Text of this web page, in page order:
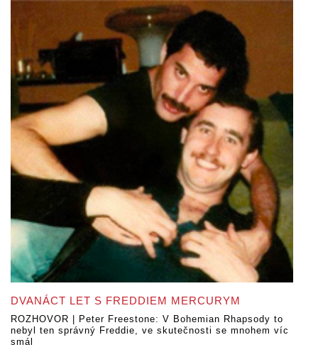
DVANÁCT LET S FREDDIEM MERCURYM
ROZHOVOR | Peter Freestone: V Bohemian Rhapsody to
nebyl ten správný Freddie, ve skutečnosti se mnohem víc
smál